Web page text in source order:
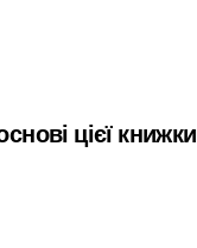
цієї книжки